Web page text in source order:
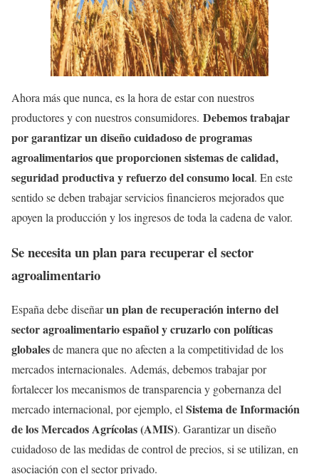
Ahora más que nunca, es la hora de estar con nuestros
productores y con nuestros consumidores. Debemos trabajar
por garantizar un diseño cuidadoso de programas
agroalimentarios que proporcionen sistemas de calidad,
seguridad productiva y refuerzo del consumo local. En este
sentido se deben trabajar servicios financieros mejorados que
apoyen la producción y los ingresos de toda la cadena de valor.
Se necesita un plan para recuperar el sector
agroalimentario
España debe diseñarun plan de recuperación interno del
sector agroalimentario español y cruzarlo con políticas
globalesde manera que no afecten a la competitividad de los
mercados internacionales. Además, debemos trabajar por
fortalecer los mecanismos de transparencia y gobernanza del
mercado internacional, por ejemplo, elSistema de Información
de los Mercados Agrícolas (AMIS). Garantizar un diseño
cuidadoso de las medidas de control de precios, si se utilizan, en
asociación con el sector privado.